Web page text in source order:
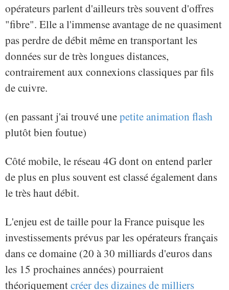
opérateurs parlent d'ailleurs très souvent d'offres
"fibre". Elle a l'immense avantage de ne quasiment
pas perdre de débit même en transportant les
données sur de très longues distances,
contrairement aux connexions classiques par fils
de cuivre.
(en passant j'ai trouvé unepetite animation flash
plutôt bien foutue)
Côté mobile, le réseau 4G dont on entend parler
de plus en plus souvent est classé également dans
le très haut débit.
L'enjeu est de taille pour la France puisque les
investissements prévus par les opérateurs français
dans ce domaine (20 à 30 milliards d'euros dans
les 15 prochaines années) pourraient
théoriquementcréer des dizaines de milliers